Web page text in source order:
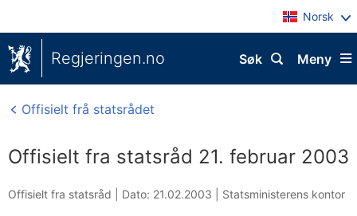
Norsk
Regjeringen.no Meny
Søk
Offisielt frå statsrådet
Offisielt fra statsråd 21. februar 2003
Offisielt fra statsråd | Dato: 21.02.2003 Statsministerens kontor